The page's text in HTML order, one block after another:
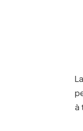
La
à